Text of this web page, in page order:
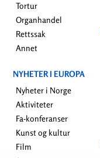
Tortur
Organhandel
Rettssak
Annet
NYHETER I EUROPA
Nyheter i Norge
Aktiviteter
Fa-konferanser
Kunst og kultur
Film